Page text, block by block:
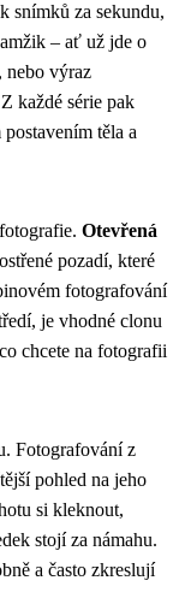
snímků za sekundu,
– ať už jde o
nebo výraz
každé série pak
těla a
Otevřená
pozadí, které
fotografování
je vhodné clonu
chcete na fotografii
Fotografování z
pohled na jeho
si kleknout,
stojí za námahu.
a často zkreslují